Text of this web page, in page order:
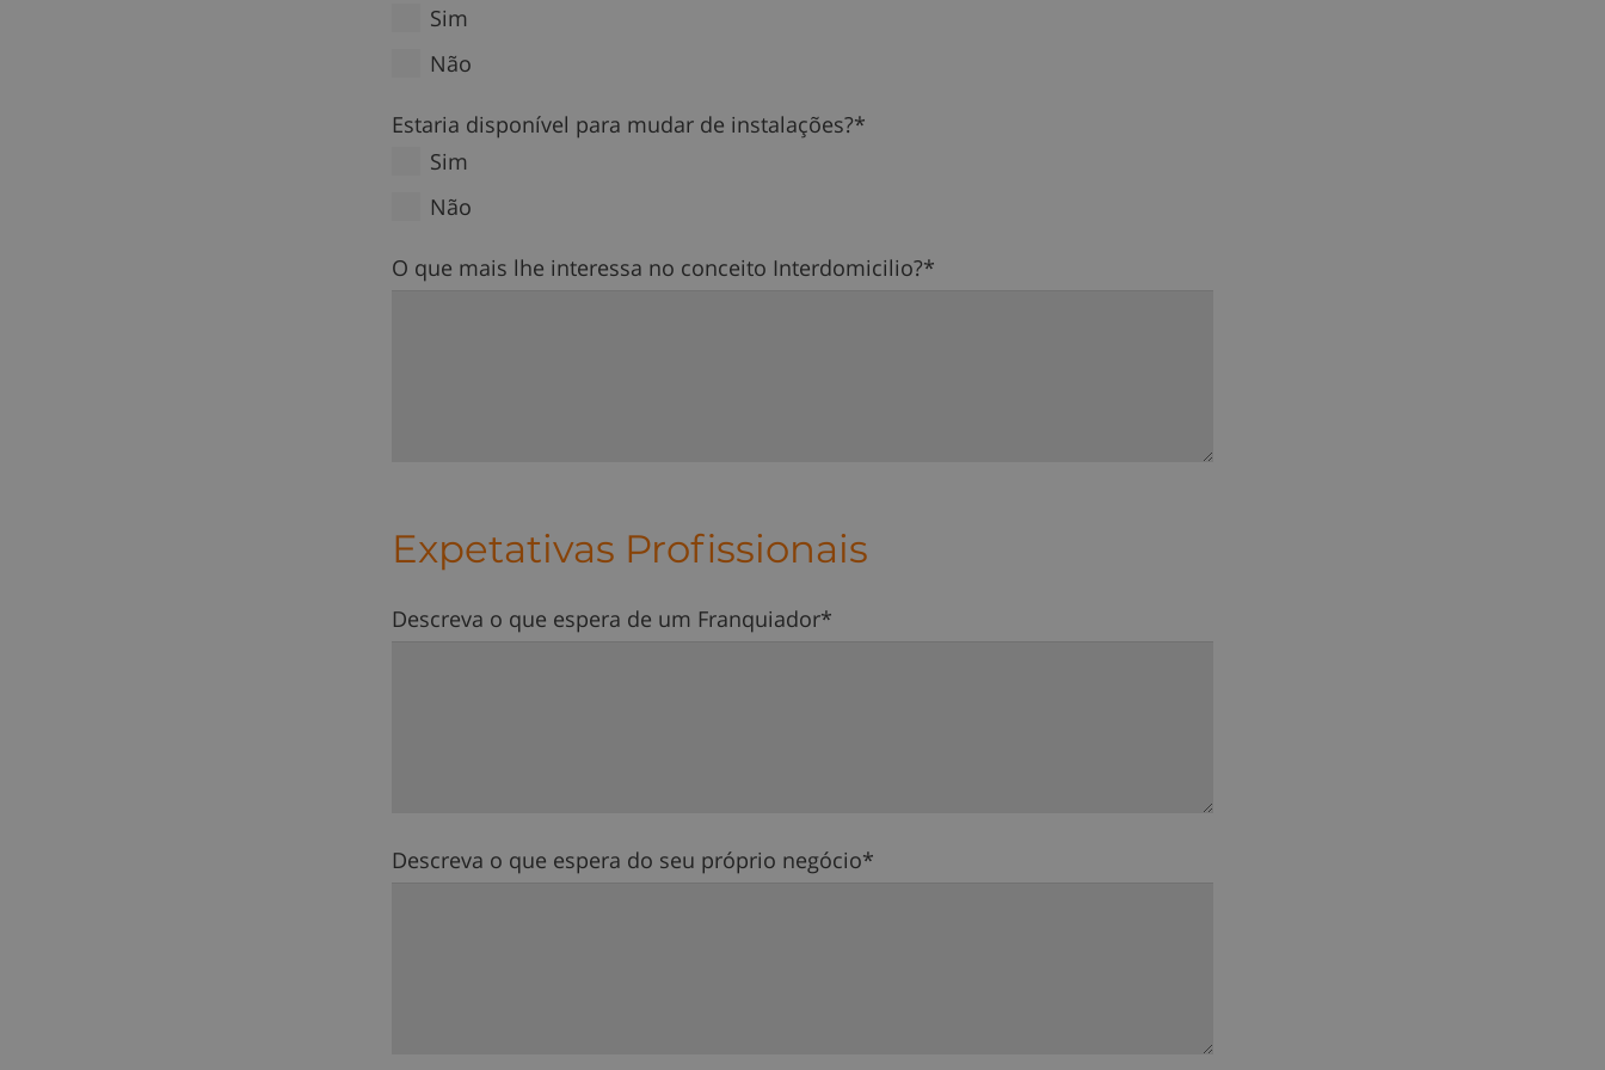
Sim
Não
Estaria disponível para mudar de instalações?*
Sim
Não
O que mais lhe interessa no conceito Interdomicilio?*
Expetativas Profissionais
Descreva o que espera de um Franquiador*
Descreva o que espera do seu próprio negócio*